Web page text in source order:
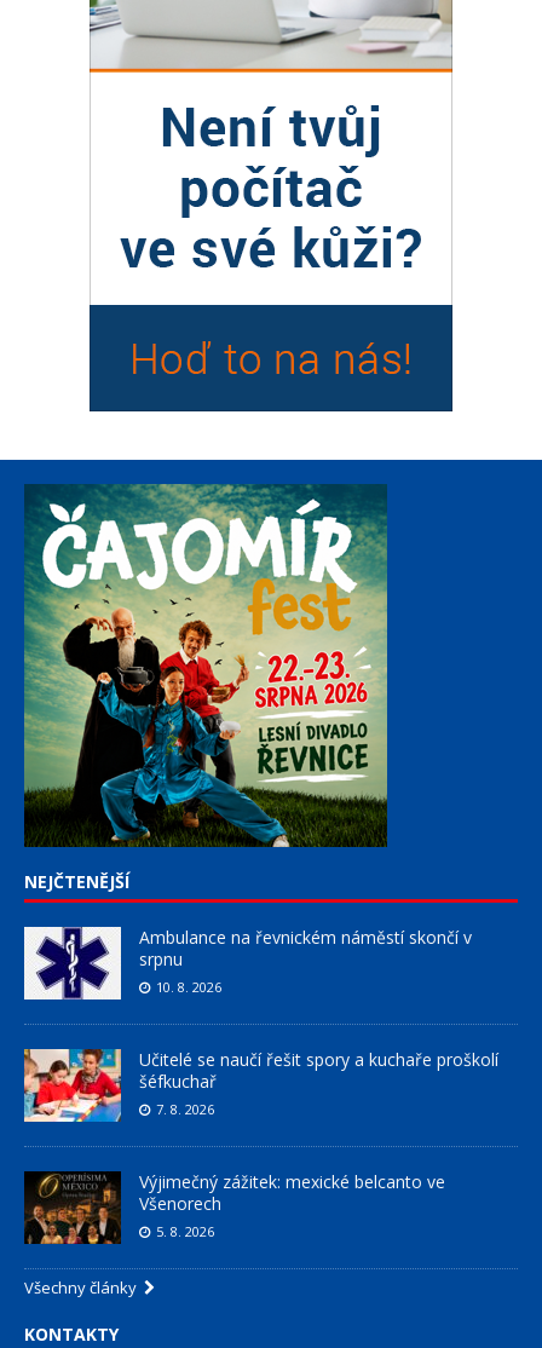
NEJČTENĚJŠÍ
Ambulance na řevnickém náměstí skončí v
srpnu
10. 8. 2026
Učitelé se naučí řešit spory a kuchaře proškolí
šéfkuchař
7. 8. 2026
Výjimečný zážitek: mexické belcanto ve
Všenorech
5. 8. 2026
Všechny články
KONTAKTY